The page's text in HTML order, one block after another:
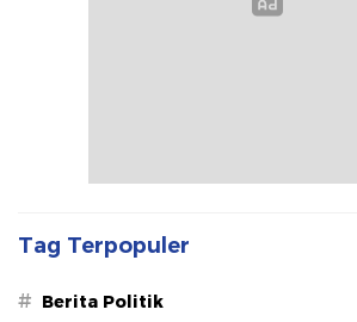
Tag Terpopuler
# Berita Politik